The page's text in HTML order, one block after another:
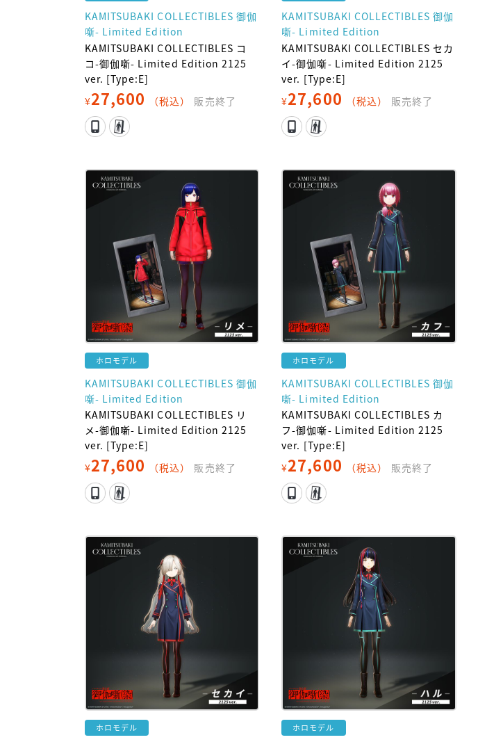
KAMITSUBAKI COLLECTIBLES 御伽
噺- Limited Edition
KAMITSUBAKI COLLECTIBLES コ
コ-御伽噺- Limited Edition 2125
ver. [Type:E]
¥27,600 （税込） 販売終了
KAMITSUBAKI COLLECTIBLES 御伽
噺- Limited Edition
KAMITSUBAKI COLLECTIBLES セカ
イ-御伽噺- Limited Edition 2125
ver. [Type:E]
¥27,600 （税込） 販売終了
ホロモデル
KAMITSUBAKI COLLECTIBLES 御伽
噺- Limited Edition
KAMITSUBAKI COLLECTIBLES リ
メ-御伽噺- Limited Edition 2125
ver. [Type:E]
¥27,600 （税込） 販売終了
ホロモデル
KAMITSUBAKI COLLECTIBLES 御伽
噺- Limited Edition
KAMITSUBAKI COLLECTIBLES カ
フ-御伽噺- Limited Edition 2125
ver. [Type:E]
¥27,600 （税込） 販売終了
ホロモデル ホロモデル